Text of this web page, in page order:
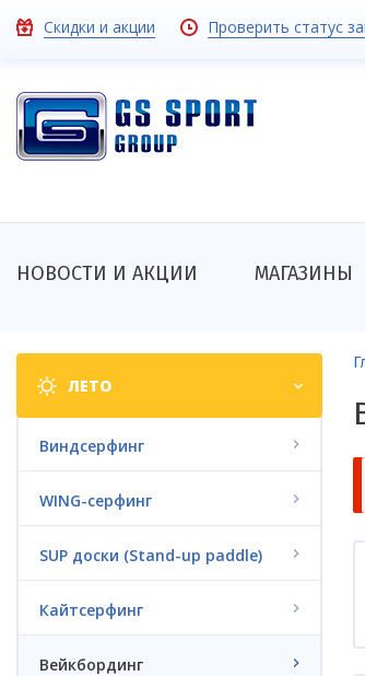
Toolbar
Скидки и акции Проверить статус
Основная
НОВОСТИ И АКЦИИ МАГАЗИНЫ
categories
ЛЕТО
Виндсерфинг
WING-серфинг
SUP доски (Stand-up paddle)
Кайтсерфинг
Вейкбординг